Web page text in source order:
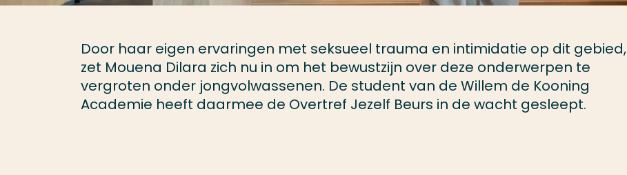
Door haar eigen ervaringen met seksueel trauma en intimidatie op dit gebied,
zet Mouena Dilara zich nu in om het bewustzijn over deze onderwerpen te
vergroten onder jongvolwassenen. De student van de Willem de Kooning
Academie heeft daarmee de Overtref Jezelf Beurs in de wacht gesleept.